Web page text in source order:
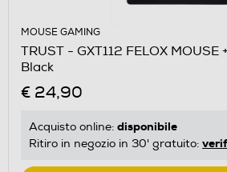
MOUSE GAMING
TRUST - GXT112 FELOX MOUSE
Black
€ 24,90
Acquisto online: disponibile
Ritiro in negozio in 30' gratuito: